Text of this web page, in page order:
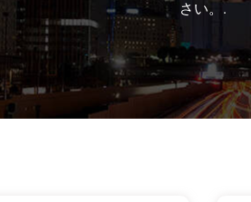
さい。.